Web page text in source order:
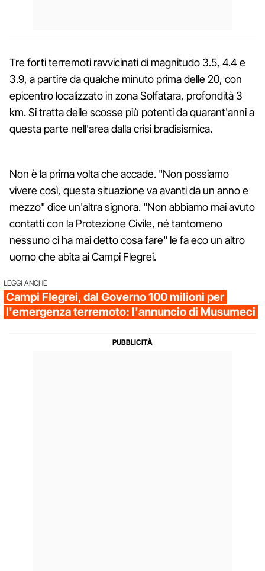
Tre forti terremoti ravvicinati di magnitudo 3.5, 4.4 e
3.9, a partire da qualche minuto prima delle 20, con
epicentro localizzato in zona Solfatara, profondità 3
km. Si tratta delle scosse più potenti da quarant'anni a
questa parte nell'area dalla crisi bradisismica.
Non è la prima volta che accade. "Non possiamo
vivere così, questa situazione va avanti da un anno e
mezzo" dice un'altra signora. "Non abbiamo mai avuto
contatti con la Protezione Civile, né tantomeno
nessuno ci ha mai detto cosa fare" le fa eco un altro
uomo che abita ai Campi Flegrei.
LEGGI ANCHE
Campi Flegrei, dal Governo 100 milioni per
l'emergenza terremoto: l'annuncio di Musumeci